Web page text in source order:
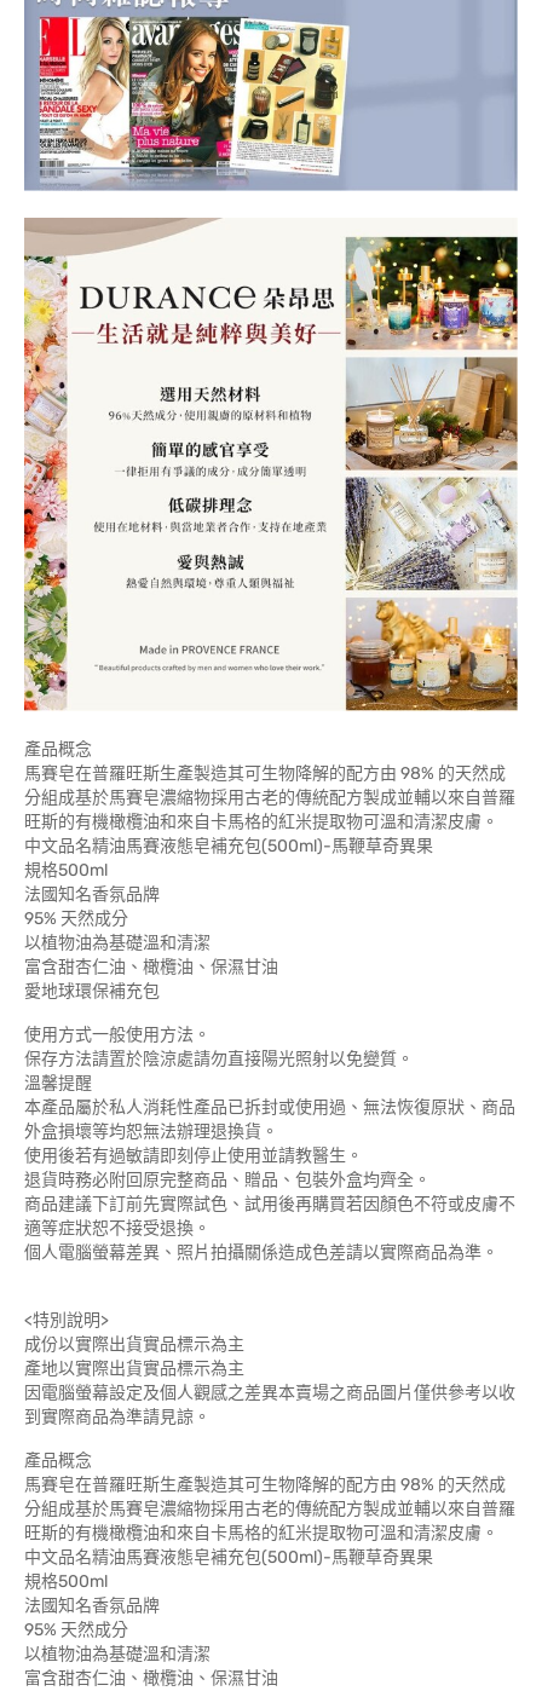
產品概念
馬賽皂在普羅旺斯生產製造其可生物降解的配方由 98% 的天然成
分組成基於馬賽皂濃縮物採用古老的傳統配方製成並輔以來自普羅
旺斯的有機橄欖油和來自卡馬格的紅米提取物可溫和清潔皮膚。
中文品名精油馬賽液態皂補充包(500ml)-馬鞭草奇異果
規格500ml
法國知名香氛品牌
95% 天然成分
以植物油為基礎溫和清潔
富含甜杏仁油、橄欖油、保濕甘油
愛地球環保補充包
使用方式一般使用方法。
保存方法請置於陰涼處請勿直接陽光照射以免變質。
溫馨提醒
本產品屬於私人消耗性產品已拆封或使用過、無法恢復原狀、商品
外盒損壞等均恕無法辦理退換貨。
使用後若有過敏請即刻停止使用並請教醫生。
退貨時務必附回原完整商品、贈品、包裝外盒均齊全。
商品建議下訂前先實際試色、試用後再購買若因顏色不符或皮膚不
適等症狀恕不接受退換。
個人電腦螢幕差異、照片拍攝關係造成色差請以實際商品為準。
<特別說明>
成份以實際出貨實品標示為主
產地以實際出貨實品標示為主
因電腦螢幕設定及個人觀感之差異本賣場之商品圖片僅供參考以收
到實際商品為準請見諒。
產品概念
馬賽皂在普羅旺斯生產製造其可生物降解的配方由 98% 的天然成
分組成基於馬賽皂濃縮物採用古老的傳統配方製成並輔以來自普羅
旺斯的有機橄欖油和來自卡馬格的紅米提取物可溫和清潔皮膚。
中文品名精油馬賽液態皂補充包(500ml)-馬鞭草奇異果
規格500ml
法國知名香氛品牌
95% 天然成分
以植物油為基礎溫和清潔
富含甜杏仁油、橄欖油、保濕甘油